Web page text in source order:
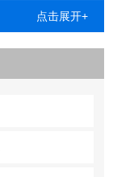
点击展开+